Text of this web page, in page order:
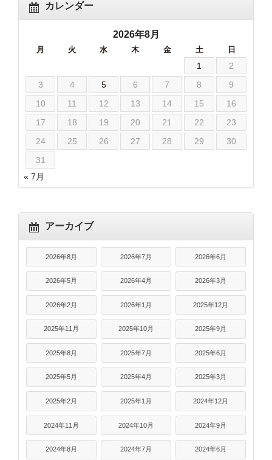
カレンダー
2026年8月
月 火 水 木 金 土 日
1
2
3
4 5 6 7 8
9
10
11 12 13 14 15
16
17
18 19 20 21 22
23
24
25 26 27 28 29
30
31
« 7月
アーカイブ
2026年8月 2026年7月 2026年6月
2026年5月 2026年4月 2026年3月
2026年2月 2026年1月 2025年12月
2025年11月 2025年10月 2025年9月
2025年8月 2025年7月 2025年6月
2025年5月 2025年4月 2025年3月
2025年2月 2025年1月 2024年12月
2024年11月 2024年10月 2024年9月
2024年8月 2024年7月 2024年6月